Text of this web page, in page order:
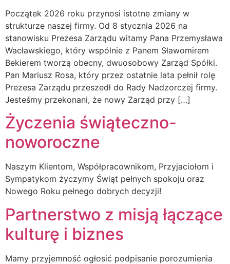
Początek 2026 roku przynosi istotne zmiany w
strukturze naszej firmy. Od 8 stycznia 2026 na
stanowisku Prezesa Zarządu witamy Pana Przemysława
Wacławskiego, który wspólnie z Panem Sławomirem
Bekierem tworzą obecny, dwuosobowy Zarząd Spółki.
Pan Mariusz Rosa, który przez ostatnie lata pełnił rolę
Prezesa Zarządu przeszedł do Rady Nadzorczej firmy.
Jesteśmy przekonani, że nowy Zarząd przy […]
Życzenia świąteczno-
noworoczne
Naszym Klientom, Współpracownikom, Przyjaciołom i
Sympatykom życzymy Świąt pełnych spokoju oraz
Nowego Roku pełnego dobrych decyzji!
Partnerstwo z misją łączące
kulturę i biznes
Mamy przyjemność ogłosić podpisanie porozumienia